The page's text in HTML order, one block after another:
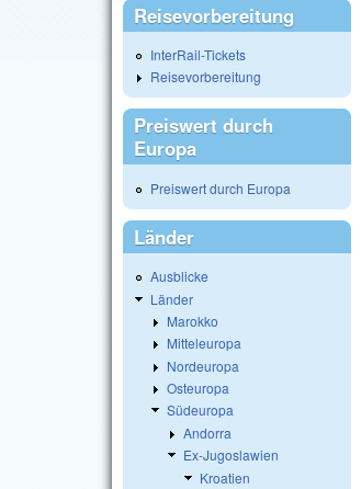
Reisevorbereitung
InterRail-Tickets
Reisevorbereitung
Preiswert durch
Europa
Preiswert durch Europa
Länder
Ausblicke
Länder
Marokko
Mitteleuropa
Nordeuropa
Osteuropa
Südeuropa
Andorra
Ex-Jugoslawien
Kroatien